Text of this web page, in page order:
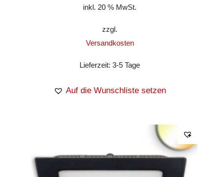
inkl. 20 % MwSt.
zzgl.
Versandkosten
Lieferzeit:3-5 Tage
Auf die Wunschliste setzen